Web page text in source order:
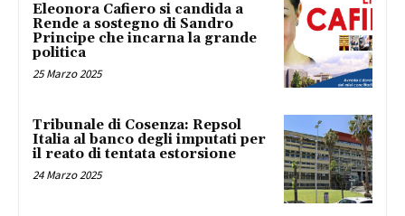
Eleonora Cafiero si candida a
Rende a sostegno di Sandro
Principe che incarna la grande
politica
25 Marzo 2025
Tribunale di Cosenza: Repsol
Italia al banco degli imputati per
il reato di tentata estorsione
24 Marzo 2025